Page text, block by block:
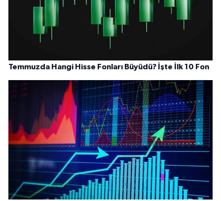
Temmuzda Hangi Hisse Fonları Büyüdü? İşte İlk 10 Fon